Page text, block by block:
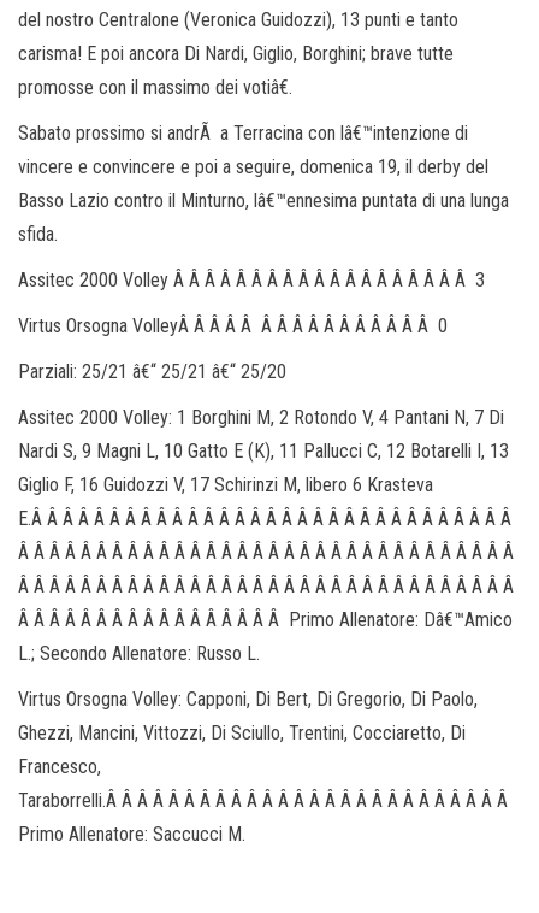
del nostro Centralone (Veronica Guidozzi), 13 punti e tanto
carisma! E poi ancora Di Nardi, Giglio, Borghini; brave tutte
promosse con il massimo dei votiâ€.
Sabato prossimo si andrÃ a Terracina con lâ€™intenzione di
vincere e convincere e poi a seguire, domenica 19, il derby del
Basso Lazio contro il Minturno, lâ€™ennesima puntata di una lunga
sfida.
Assitec 2000 Volley Â Â Â Â Â Â Â Â Â Â Â Â Â Â Â Â Â Â Â 3
Virtus Orsogna VolleyÂ Â Â Â Â Â Â Â Â Â Â Â Â Â Â Â 0
Parziali: 25/21 â€“ 25/21 â€“ 25/20
Assitec 2000 Volley: 1 Borghini M, 2 Rotondo V, 4 Pantani N, 7 Di
Nardi S, 9 Magni L, 10 Gatto E (K), 11 Pallucci C, 12 Botarelli I, 13
Giglio F, 16 Guidozzi V, 17 Schirinzi M, libero 6 Krasteva
E.Â Â Â Â Â Â Â Â Â Â Â Â Â Â Â Â Â Â Â Â Â Â Â Â Â Â Â Â Â Â Â
Â Â Â Â Â Â Â Â Â Â Â Â Â Â Â Â Â Â Â Â Â Â Â Â Â Â Â Â Â Â Â Â
Â Â Â Â Â Â Â Â Â Â Â Â Â Â Â Â Â Â Â Â Â Â Â Â Â Â Â Â Â Â Â Â
Â Â Â Â Â Â Â Â Â Â Â Â Â Â Â Â Â Primo Allenatore: Dâ€™Amico
L.; Secondo Allenatore: Russo L.
Virtus Orsogna Volley: Capponi, Di Bert, Di Gregorio, Di Paolo,
Ghezzi, Mancini, Vittozzi, Di Sciullo, Trentini, Cocciaretto, Di
Francesco,
Taraborrelli.Â Â Â Â Â Â Â Â Â Â Â Â Â Â Â Â Â Â Â Â Â Â Â Â Â Â
Primo Allenatore: Saccucci M.